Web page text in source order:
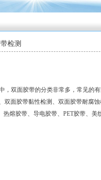
检测
双面胶带的分类非常多，常见的有
双面胶带黏性检测、双面胶带耐腐
熔胶带、导电胶带、PET胶带、美